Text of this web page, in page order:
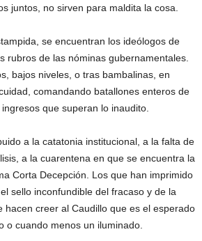
juntos, no sirven para maldita la cosa.
se encuentran los ideólogos de
rubros de las nóminas gubernamentales.
bajos niveles, o tras bambalinas, en
comandando batallones enteros de
que superan lo inaudito.
a la catatonia institucional, a la falta de
a la cuarentena en que se encuentra la
Corta Decepción. Los que han imprimido
sello inconfundible del fracaso y de la
hacen creer al Caudillo que es el esperado
o cuando menos un iluminado.